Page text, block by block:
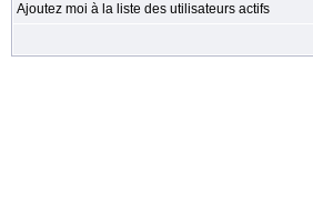
Ajoutez moi à la liste des utilisateurs actifs